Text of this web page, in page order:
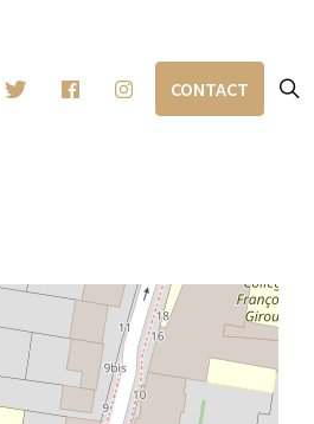
CONTACT